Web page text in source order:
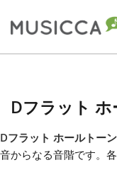
Български
Dansk
Dフラット
Dフラット ホールトー
音からなる音階です。